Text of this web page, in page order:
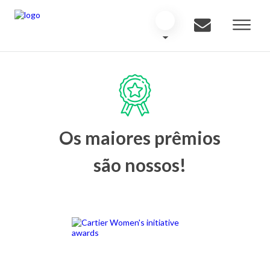
Os maiores prêmios
são nossos!